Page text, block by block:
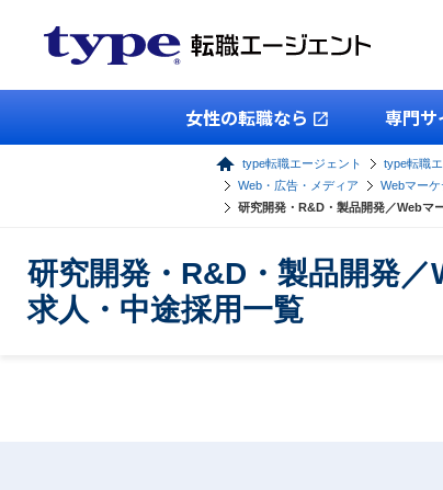
女性の転職なら 専門サ
type転職エージェント type転職
Web・広告・メディア
Webマー
研究開発・R&D・製品開発／Webマ
研究開発・R&D・製品開発
求人・中途採用一覧